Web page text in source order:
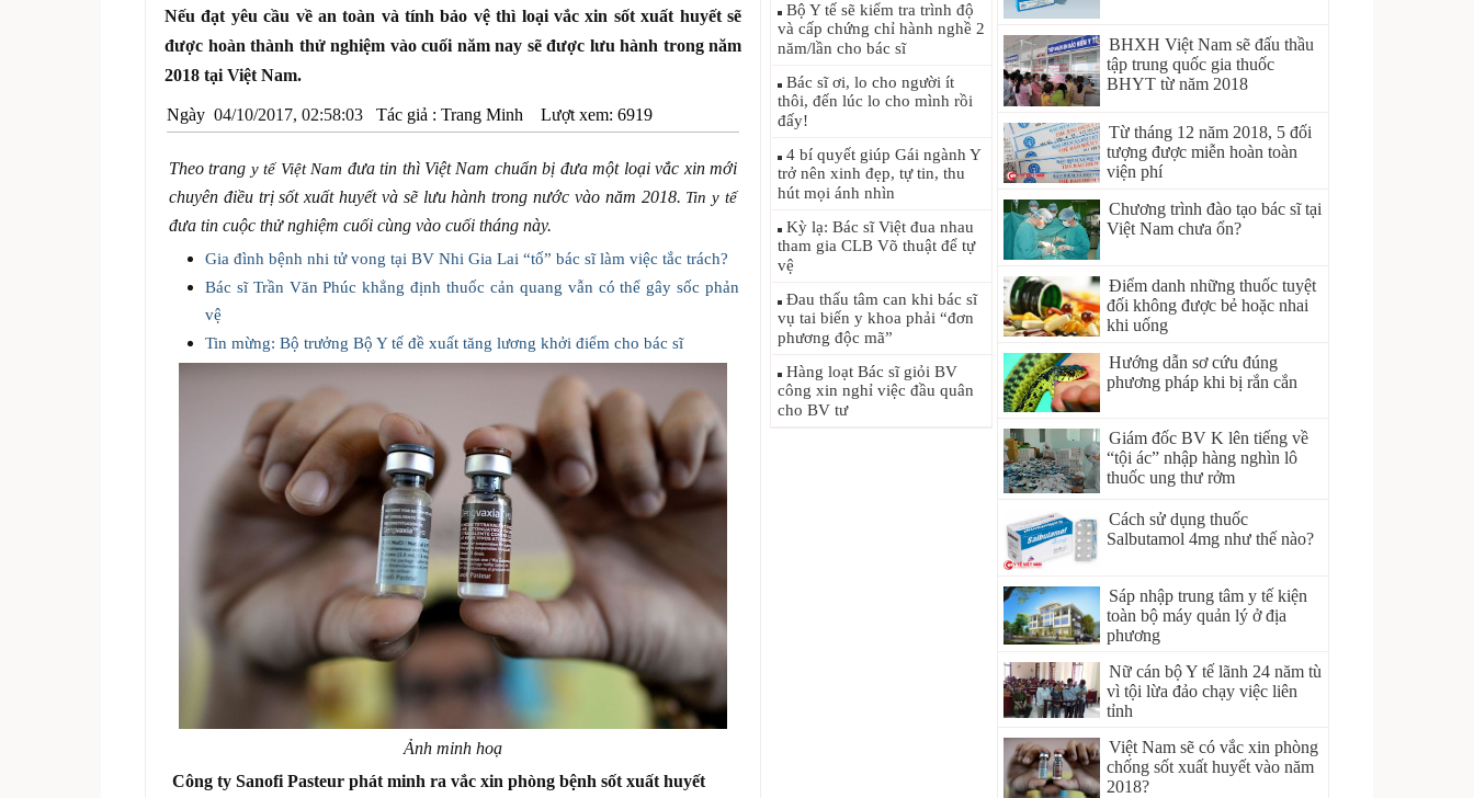
Nếu đạt yêu cầu về an toàn và tính bảo vệ thì loại vắc xin sốt xuất huyết sẽ
được hoàn thành thử nghiệm vào cuối năm nay sẽ được lưu hành trong năm
2018 tại Việt Nam.
Ngày 04/10/2017, 02:58:03 Tác giả : Trang Minh Lượt xem: 6919
Theo trang y tế Việt Nam đưa tin thì Việt Nam chuẩn bị đưa một loại vắc xin mới
chuyên điều trị sốt xuất huyết và sẽ lưu hành trong nước vào năm 2018. Tin y tế
đưa tin cuộc thử nghiệm cuối cùng vào cuối tháng này.
Gia đình bệnh nhi tử vong tại BV Nhi Gia Lai “tố” bác sĩ làm việc tắc trách?
Bác sĩ Trần Văn Phúc khẳng định thuốc cản quang vẫn có thể gây sốc phản
vệ
Tin mừng: Bộ trưởng Bộ Y tế đề xuất tăng lương khởi điểm cho bác sĩ
Ảnh minh hoạ
Công ty Sanofi Pasteur phát minh ra vắc xin phòng bệnh sốt xuất huyết
Bộ Y tế sẽ kiểm tra trình độ
và cấp chứng chỉ hành nghề 2
năm/lần cho bác sĩ
Bác sĩ ơi, lo cho người ít
thôi, đến lúc lo cho mình rồi
đấy!
4 bí quyết giúp Gái ngành Y
trở nên xinh đẹp, tự tin, thu
hút mọi ánh nhìn
Kỳ lạ: Bác sĩ Việt đua nhau
tham gia CLB Võ thuật để tự
vệ
Đau thấu tâm can khi bác sĩ
vụ tai biến y khoa phải “đơn
phương độc mã”
Hàng loạt Bác sĩ giỏi BV
công xin nghỉ việc đầu quân
cho BV tư
BHXH Việt Nam sẽ đấu thầu
tập trung quốc gia thuốc
BHYT từ năm 2018
Từ tháng 12 năm 2018, 5 đối
tượng được miễn hoàn toàn
viện phí
Chương trình đào tạo bác sĩ tại
Việt Nam chưa ổn?
Điểm danh những thuốc tuyệt
đối không được bẻ hoặc nhai
khi uống
Hướng dẫn sơ cứu đúng
phương pháp khi bị rắn cắn
Giám đốc BV K lên tiếng về
“tội ác” nhập hàng nghìn lô
thuốc ung thư rởm
Cách sử dụng thuốc
Salbutamol 4mg như thế nào?
Sáp nhập trung tâm y tế kiện
toàn bộ máy quản lý ở địa
phương
Nữ cán bộ Y tế lãnh 24 năm tù
vì tội lừa đảo chạy việc liên
tỉnh
Việt Nam sẽ có vắc xin phòng
chống sốt xuất huyết vào năm
2018?